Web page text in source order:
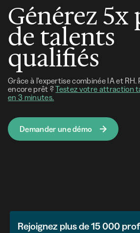
Générez 5x
de talents
qualifiés
Grâce à l'expertise combinée IA et RH.
encore prêt ?Testez votre attraction
en 3 minutes.
Demander une démo
Rejoignez plus de 15 000